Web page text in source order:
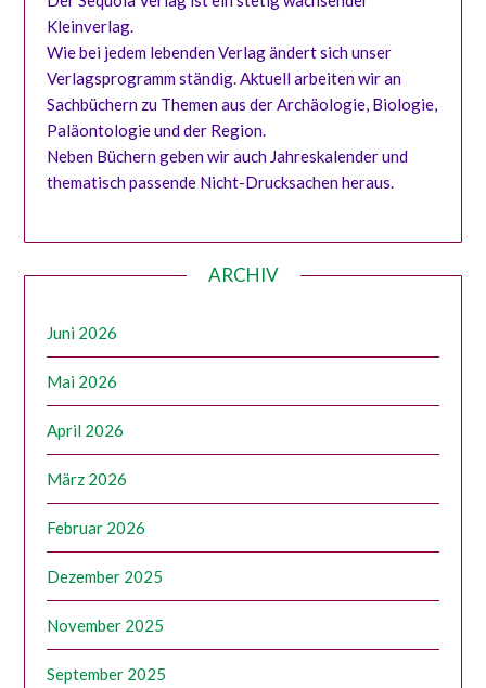
Kleinverlag.
Wie bei jedem lebenden Verlag ändert sich unser
Verlagsprogramm ständig. Aktuell arbeiten wir an
Sachbüchern zu Themen aus der Archäologie, Biologie,
Paläontologie und der Region.
Neben Büchern geben wir auch Jahreskalender und
thematisch passende Nicht-Drucksachen heraus.
ARCHIV
Juni 2026
Mai 2026
April 2026
März 2026
Februar 2026
Dezember 2025
November 2025
September 2025